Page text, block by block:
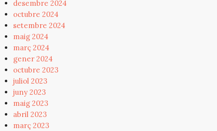
desembre 2024
octubre 2024
setembre 2024
maig 2024
març 2024
gener 2024
octubre 2023
juliol 2023
juny 2023
maig 2023
abril 2023
març 2023